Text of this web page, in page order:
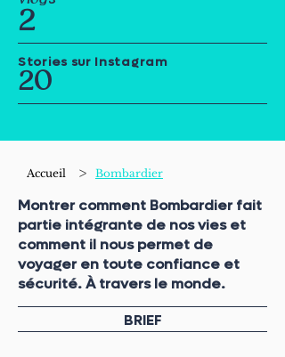
2
Stories sur Instagram
20
Accueil > Bombardier
Montrer comment Bombardier fait
partie intégrante de nos vies et
comment il nous permet de
voyager en toute confiance et
sécurité. À travers le monde.
BRIEF